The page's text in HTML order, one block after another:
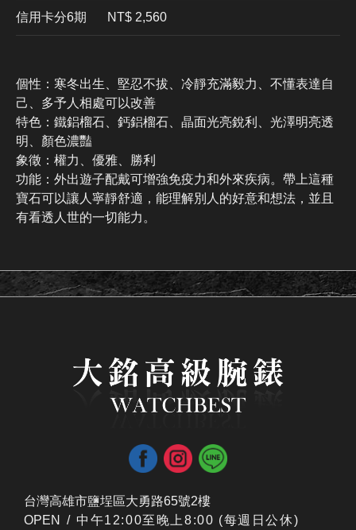
信用卡分6期 NT$ 2,560
個性：寒冬出生、堅忍不拔、冷靜充滿毅力、不懂表達自
己、多予人相處可以改善
特色：鐵鋁榴石、鈣鋁榴石、晶面光亮銳利、光澤明亮透
明、顏色濃豔
象徵：權力、優雅、勝利
功能：外出遊子配戴可增強免疫力和外來疾病。帶上這種
寶石可以讓人寧靜舒適，能理解別人的好意和想法，並且
有看透人世的一切能力。
台灣高雄市鹽埕區大勇路65號2樓
OPEN / ​中午12:00至晚上8:00 (每週日公休)